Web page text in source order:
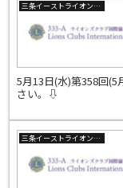
三条イーストライオンズクラブ
5月13日(水)第358回
さい。⇩
三条イーストライオンズクラブ